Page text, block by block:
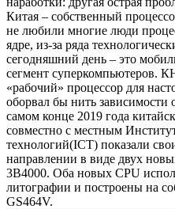
Китая – собственный
не любили многие люди
ядре, из-за ряда
сегодняшний день – это
сегмент суперкомпьютеров.
«рабочий» процессор для
оборвал бы нить зависимости
самом конце 2019 года
совместно с местным
технологий(ICT) показали
направлении в виде двух
3B4000. Оба новых CPU
литографии и построены на
GS464V.